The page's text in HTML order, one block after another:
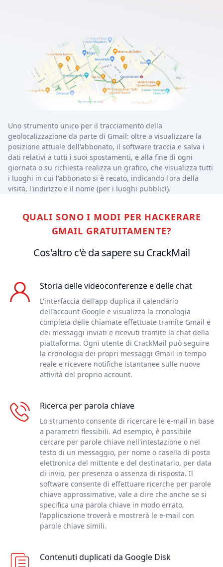
Uno strumento unico per il tracciamento della
geolocalizzazione da parte di Gmail: oltre a visualizzare la
posizione attuale dell'abbonato, il software traccia e salva i
dati relativi a tutti i suoi spostamenti, e alla fine di ogni
giornata o su richiesta realizza un grafico, che visualizza tutti
i luoghi in cui l'abbonato si è recato, indicando l'ora della
visita, l'indirizzo e il nome (per i luoghi pubblici).
QUALI SONO I MODI PER HACKERARE
GMAIL GRATUITAMENTE?
Cos'altro c'è da sapere su CrackMail
Storia delle videoconferenze e delle chat
L'interfaccia dell'app duplica il calendario
dell'account Google e visualizza la cronologia
completa delle chiamate effettuate tramite Gmail e
dei messaggi inviati e ricevuti tramite la chat della
piattaforma. Ogni utente di CrackMail può seguire
la cronologia dei propri messaggi Gmail in tempo
reale e ricevere notifiche istantanee sulle nuove
attività del proprio account.
Ricerca per parola chiave
Lo strumento consente di ricercare le e-mail in base
a parametri flessibili. Ad esempio, è possibile
cercare per parole chiave nell'intestazione o nel
testo di un messaggio, per nome o casella di posta
elettronica del mittente e del destinatario, per data
di invio, per presenza o assenza di risposta. Il
software consente di effettuare ricerche per parole
chiave approssimative, vale a dire che anche se si
specifica una parola chiave in modo errato,
l'applicazione troverà e mostrerà le e-mail con
parole chiave simili.
Contenuti duplicati da Google Disk